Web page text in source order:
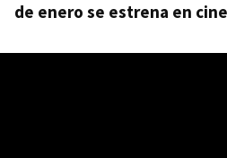
de enero se estrena en